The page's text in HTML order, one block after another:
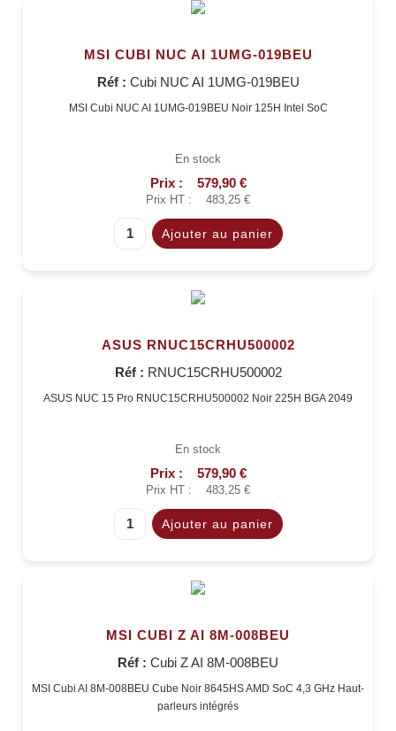
MSI CUBI NUC AI 1UMG-019BEU
Réf : Cubi NUC AI 1UMG-019BEU
MSI Cubi NUC AI 1UMG-019BEU Noir 125H Intel SoC
En stock
Prix : 579,90 €
Prix HT : 483,25 €
ASUS RNUC15CRHU500002
Réf : RNUC15CRHU500002
ASUS NUC 15 Pro RNUC15CRHU500002 Noir 225H BGA 2049
En stock
Prix : 579,90 €
Prix HT : 483,25 €
MSI CUBI Z AI 8M-008BEU
Réf : Cubi Z AI 8M-008BEU
MSI Cubi AI 8M-008BEU Cube Noir 8645HS AMD SoC 4,3 GHz Haut-
parleurs intégrés